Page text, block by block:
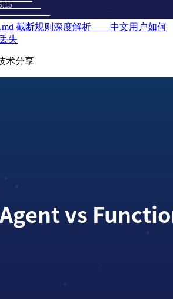
截断规则深度解析——中文用户如何
失
术分享